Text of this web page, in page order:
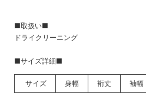
■取扱い■
ドライクリーニング
■サイズ詳細■
サイズ 身幅 裄丈 袖幅